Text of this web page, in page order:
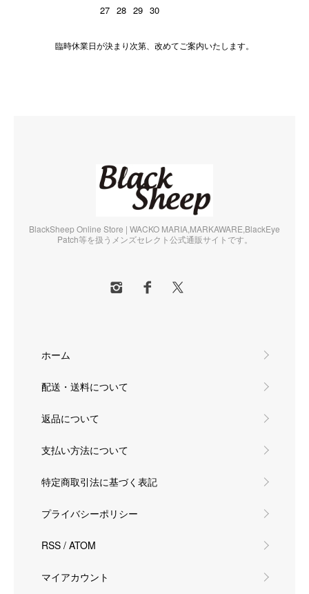
27 28 29 30
臨時休業日が決まり次第、改めてご案内いたします。
BlackSheep Online Store | WACKO MARIA,MARKAWARE,BlackEye
Patch等を扱うメンズセレクト公式通販サイトです。
ホーム
配送・送料について
返品について
支払い方法について
特定商取引法に基づく表記
プライバシーポリシー
RSS / ATOM
マイアカウント